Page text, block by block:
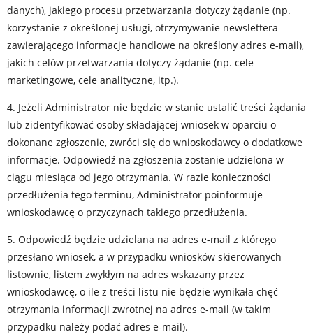
danych), jakiego procesu przetwarzania dotyczy żądanie (np.
korzystanie z określonej usługi, otrzymywanie newslettera
zawierającego informacje handlowe na określony adres e-mail),
jakich celów przetwarzania dotyczy żądanie (np. cele
marketingowe, cele analityczne, itp.).
4. Jeżeli Administrator nie będzie w stanie ustalić treści żądania
lub zidentyfikować osoby składającej wniosek w oparciu o
dokonane zgłoszenie, zwróci się do wnioskodawcy o dodatkowe
informacje. Odpowiedź na zgłoszenia zostanie udzielona w
ciągu miesiąca od jego otrzymania. W razie konieczności
przedłużenia tego terminu, Administrator poinformuje
wnioskodawcę o przyczynach takiego przedłużenia.
5. Odpowiedź będzie udzielana na adres e-mail z którego
przesłano wniosek, a w przypadku wniosków skierowanych
listownie, listem zwykłym na adres wskazany przez
wnioskodawcę, o ile z treści listu nie będzie wynikała chęć
otrzymania informacji zwrotnej na adres e-mail (w takim
przypadku należy podać adres e-mail).